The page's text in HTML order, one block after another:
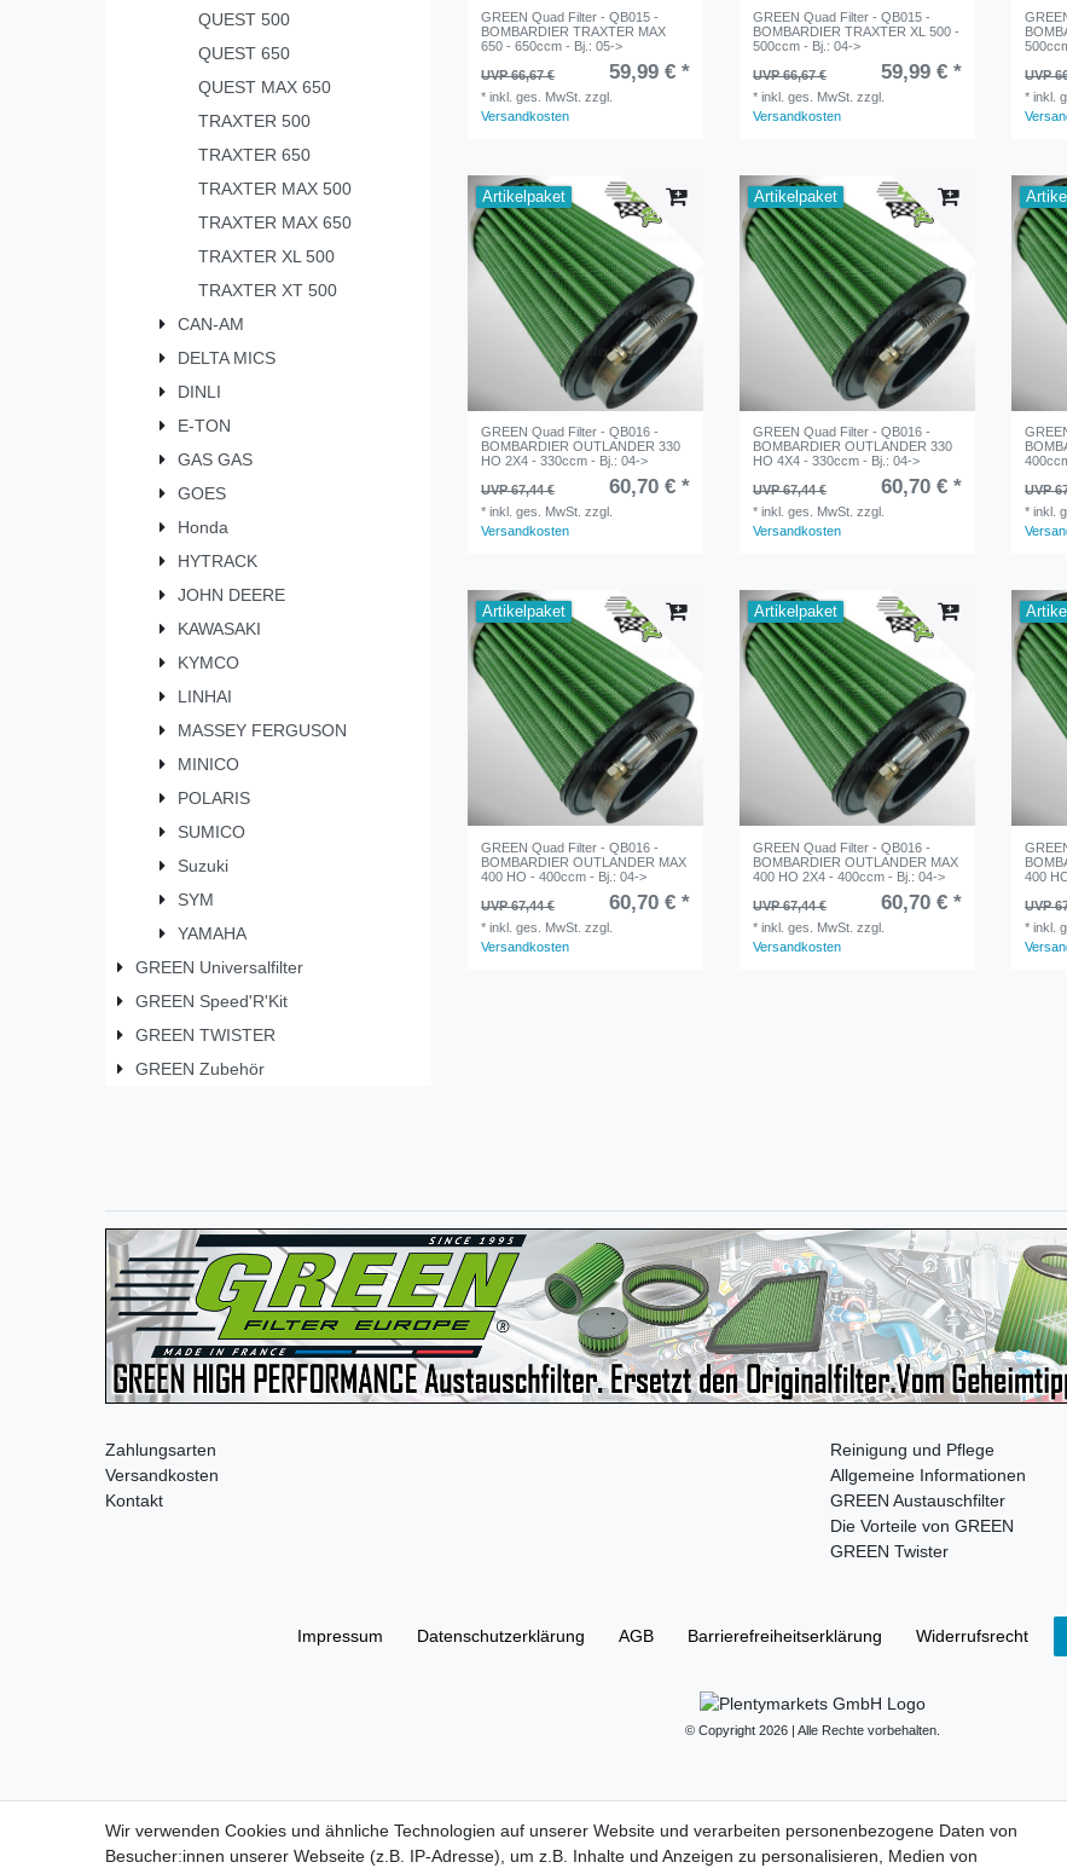
QUEST 500
QUEST 650
QUEST MAX 650
TRAXTER 500
TRAXTER 650
TRAXTER MAX 500
TRAXTER MAX 650
TRAXTER XL 500
TRAXTER XT 500
CAN-AM
DELTA MICS
DINLI
E-TON
GAS GAS
GOES
Honda
HYTRACK
JOHN DEERE
KAWASAKI
KYMCO
LINHAI
MASSEY FERGUSON
MINICO
POLARIS
SUMICO
Suzuki
SYM
YAMAHA
GREEN Universalfilter
GREEN Speed'R'Kit
GREEN TWISTER
GREEN Zubehör
GREEN Quad Filter - QB015 -
BOMBARDIER TRAXTER MAX
650 - 650ccm - Bj.: 05->
UVP 66,67 €
59,99 € *
*inkl. ges. MwSt. zzgl.
Versandkosten
GREEN Quad Filter - QB015 -
BOMBARDIER TRAXTER XL 500 -
500ccm - Bj.: 04->
UVP 66,67 €
59,99 € *
*inkl. ges. MwSt. zzgl.
Versandkosten
UVP
*inkl.
Artikelpaket
GREEN Quad Filter - QB016 -
BOMBARDIER OUTLANDER 330
HO 2X4 - 330ccm - Bj.: 04->
UVP 67,44 €
60,70 € *
*inkl. ges. MwSt. zzgl.
Versandkosten
Artikelpaket
GREEN Quad Filter - QB016 -
BOMBARDIER OUTLANDER 330
HO 4X4 - 330ccm - Bj.: 04->
UVP 67,44 €
60,70 € *
*inkl. ges. MwSt. zzgl.
Versandkosten
UVP
*inkl.
Artikelpaket
GREEN Quad Filter - QB016 -
BOMBARDIER OUTLANDER MAX
400 HO - 400ccm - Bj.: 04->
UVP 67,44 €
60,70 € *
*inkl. ges. MwSt. zzgl.
Versandkosten
Artikelpaket
GREEN Quad Filter - QB016 -
BOMBARDIER OUTLANDER MAX
400 HO 2X4 - 400ccm - Bj.: 04->
UVP 67,44 €
60,70 € *
*inkl. ges. MwSt. zzgl.
Versandkosten
400
UVP
*inkl.
Zahlungsarten
Versandkosten
Kontakt
Reinigung und Pflege
Allgemeine Informationen
GREEN Austauschfilter
Die Vorteile von GREEN
GREEN Twister
Impressum Daten­schutz­erklärung AGB Barrierefreiheitserklärung Widerrufs­recht
© Copyright 2026 | Alle Rechte vorbehalten.
Wir verwenden Cookies und ähnliche Technologien auf unserer Website und verarbeiten personenbezogene Daten von
Besucher:innen unserer Webseite (z.B. IP-Adresse), um z.B. Inhalte und Anzeigen zu personalisieren, Medien von